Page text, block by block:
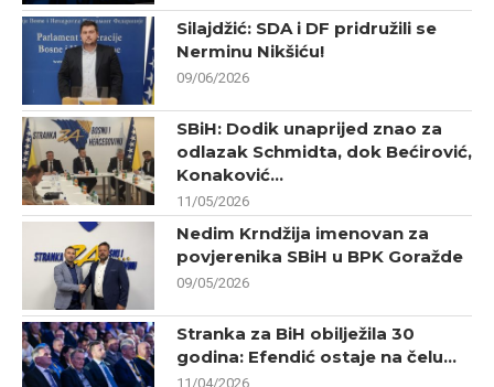
Silajdžić: SDA i DF pridružili se
Nerminu Nikšiću!
09/06/2026
SBiH: Dodik unaprijed znao za
odlazak Schmidta, dok Bećirović,
Konaković...
11/05/2026
Nedim Krndžija imenovan za
povjerenika SBiH u BPK Goražde
09/05/2026
Stranka za BiH obilježila 30
godina: Efendić ostaje na čelu...
11/04/2026